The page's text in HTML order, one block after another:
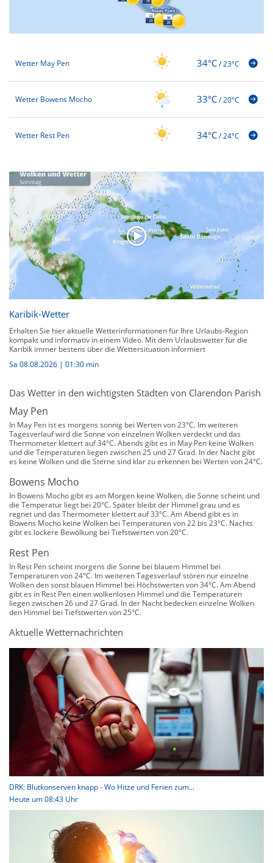
Wetter May Pen 34°C/23°C
Wetter Bowens Mocho 33°C/20°C
Wetter Rest Pen 34°C/24°C
Karibik-Wetter
Erhalten Sie hier aktuelle Wetterinformationen für Ihre Urlaubs-Region
kompakt und informativ in einem Video. Mit dem Urlaubswetter für die
Karibik immer bestens über die Wettersituation informiert
Sa 08.08.2026 | 01:30 min
Das Wetter in den wichtigsten Städten von Clarendon Parish
May Pen
In May Pen ist es morgens sonnig bei Werten von 23°C. Im weiteren
Tagesverlauf wird die Sonne von einzelnen Wolken verdeckt und das
Thermometer klettert auf 34°C. Abends gibt es in May Pen keine Wolken
und die Temperaturen liegen zwischen 25 und 27 Grad. In der Nacht gibt
es keine Wolken und die Sterne sind klar zu erkennen bei Werten von 24°C.
Bowens Mocho
In Bowens Mocho gibt es am Morgen keine Wolken, die Sonne scheint und
die Temperatur liegt bei 20°C. Später bleibt der Himmel grau und es
regnet und das Thermometer klettert auf 33°C. Am Abend gibt es in
Bowens Mocho keine Wolken bei Temperaturen von 22 bis 23°C. Nachts
gibt es lockere Bewölkung bei Tiefstwerten von 20°C.
Rest Pen
In Rest Pen scheint morgens die Sonne bei blauem Himmel bei
Temperaturen von 24°C. Im weiteren Tagesverlauf stören nur einzelne
Wolken den sonst blauen Himmel bei Höchstwerten von 34°C. Am Abend
gibt es in Rest Pen einen wolkenlosen Himmel und die Temperaturen
liegen zwischen 26 und 27 Grad. In der Nacht bedecken einzelne Wolken
den Himmel bei Tiefstwerten von 25°C.
Aktuelle Wetternachrichten
DRK: Blutkonserven knapp - Wo Hitze und Ferien zum...
Heute um 08:43 Uhr